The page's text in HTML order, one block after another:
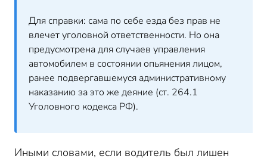
Для справки: сама по себе езда без прав не
влечет уголовной ответственности. Но она
предусмотрена для случаев управления
автомобилем в состоянии опьянения лицом,
ранее подвергавшемуся административному
наказанию за это же деяние (ст. 264.1
Уголовного кодекса РФ).
Иными словами, если водитель был лишен